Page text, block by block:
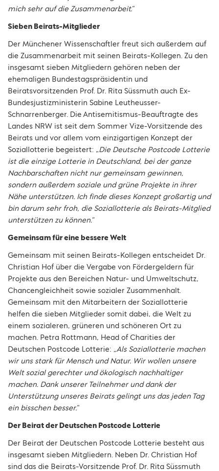
mich sehr auf die Zusammenarbeit.“
Sieben Beirats-Mitglieder
Der Münchener Wissenschaftler freut sich außerdem auf
die Zusammenarbeit mit seinen Beirats-Kollegen. Zu den
insgesamt sieben Mitgliedern gehören neben der
ehemaligen Bundestagspräsidentin und
Beiratsvorsitzenden Prof. Dr. Rita Süssmuth auch Ex-
Bundesjustizministerin Sabine Leutheusser-
Schnarrenberger. Die Antisemitismus-Beauftragte des
Landes NRW ist seit dem Sommer Vize-Vorsitzende des
Beirats und vor allem vom einzigartigen Konzept der
Soziallotterie begeistert: „Die Deutsche Postcode Lotterie
ist die einzige Lotterie in Deutschland, bei der ganze
Nachbarschaften nicht nur gemeinsam gewinnen,
sondern außerdem soziale und grüne Projekte in ihrer
Nähe unterstützen. Ich finde dieses Konzept großartig und
bin darum sehr froh, die Soziallotterie als Beirats-Mitglied
unterstützen zu können.“
Gemeinsam für eine bessere Welt
Gemeinsam mit seinen Beirats-Kollegen entscheidet Dr.
Christian Hof über die Vergabe von Fördergeldern für
Projekte aus den Bereichen Natur- und Umweltschutz,
Chancengleichheit sowie sozialer Zusammenhalt.
Gemeinsam mit den Mitarbeitern der Soziallotterie
helfen die sieben Mitglieder somit dabei, die Welt zu
einem sozialeren, grüneren und schöneren Ort zu
machen. Petra Rottmann, Head of Charities der
Deutschen Postcode Lotterie: „Als Soziallotterie machen
wir uns stark für Mensch und Natur. Wir wollen unsere
Welt sozial gerechter und ökologisch nachhaltiger
machen. Dank unserer Teilnehmer und dank der
Unterstützung unseres Beirats gelingt uns das jeden Tag
ein bisschen besser.“
Der Beirat der Deutschen Postcode Lotterie
Der Beirat der Deutschen Postcode Lotterie besteht aus
insgesamt sieben Mitgliedern. Neben Dr. Christian Hof
sind das die Beirats-Vorsitzende Prof. Dr. Rita Süssmuth